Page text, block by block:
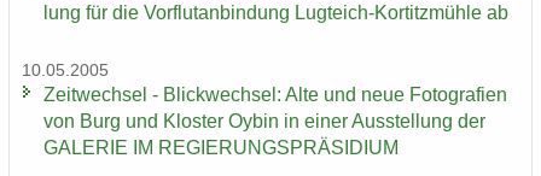
lung für die Vor­flut­an­bin­dung Lugteich-​Kortitzmühle ab
10.05.2005
Zeit­wech­sel - Blick­wech­sel: Alte und neue Fo­to­gra­fien
von Burg und Klos­ter Oybin in einer Aus­stel­lung der
GA­LE­RIE IM RE­GIE­RUNGS­PRÄ­SI­DI­UM